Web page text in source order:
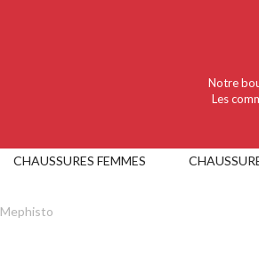
CHAUSSURES FEMMES
Notre
Les
Mephisto